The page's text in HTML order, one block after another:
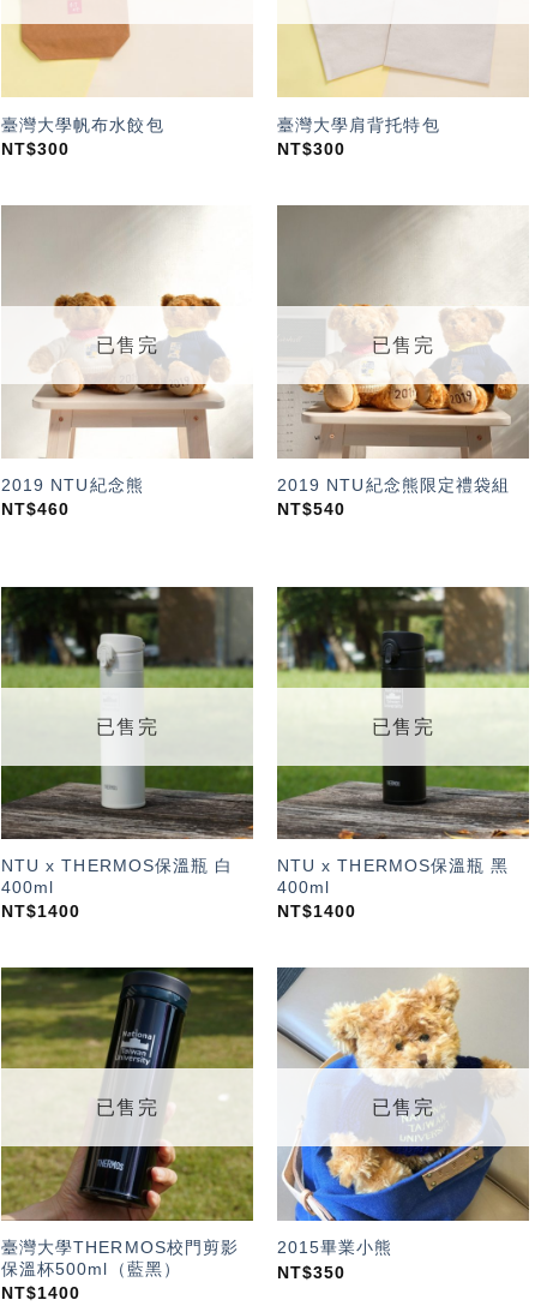
臺灣大學帆布水餃包
NT$300
臺灣大學肩背托特包
NT$300
望輕
單」
已售完
2019 NTU紀念熊
NT$460
望輕
單」
已售完
2019 NTU紀念熊限定禮袋組
NT$540
「願
望輕
已售完
NTU x THERMOS保溫瓶 白
400ml
NT$1400
加入
「願
望輕
已售完
NTU x THERMOS保溫瓶 黑
400ml
NT$1400
加入
「願
望輕
已售完
臺灣大學THERMOS校門剪影
保溫杯500ml（藍黑）
NT$1400
望輕
已售完
2015畢業小熊
NT$350